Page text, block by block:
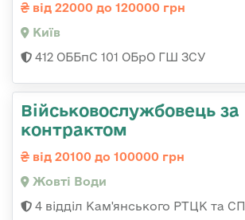
від 22000 до 120000 грн
Київ
412 ОББпС 101 ОБрО ГШ ЗСУ
Військовослужбовець за
контрактом
від 20100 до 100000 грн
Жовті Води
4 відділ Кам'янського РТЦК та СП